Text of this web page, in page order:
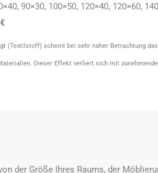
90×30, 100×50, 120×40, 120×60,
(Textilstoff) scheint bei sehr naher Betrachtung
Dieser Effekt verliert sich mit
der Größe Ihres Raums, der